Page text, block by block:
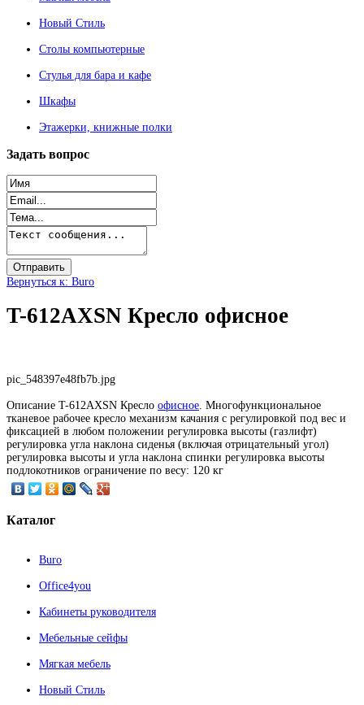
Новый Стиль
Столы компьютерные
Стулья для бара и кафе
Шкафы
Этажерки, книжные полки
Задать вопрос
Вернуться к: Buro
T-612AXSN Кресло офисное
pic_548397e48fb7b.jpg
Описание T-612AXSN Кресло офисное. Многофункциональное
тканевое рабочее кресло механизм качания с регулировкой под вес и
фиксацией в любом положении регулировка высоты (газлифт)
регулировка угла наклона сиденья (включая отрицательный угол)
регулировка высоты и угла наклона спинки регулировка высоты
подлокотников ограничение по весу: 120 кг
Каталог
Buro
Office4you
Кабинеты руководителя
Мебельные сейфы
Мягкая мебель
Новый Стиль